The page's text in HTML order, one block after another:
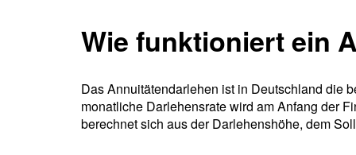
Wie funktioniert ein
Das Annuitätendarlehen ist in Deutschland die
monatliche Darlehensrate wird am Anfang der
berechnet sich aus der Darlehenshöhe, dem